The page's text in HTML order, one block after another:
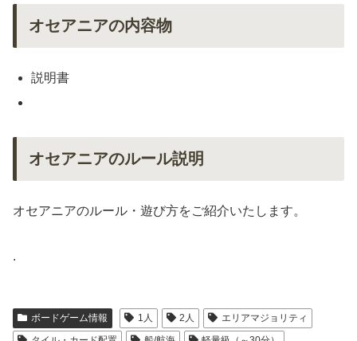
オセアニアの内容物
説明書
オセアニアのルール説明
オセアニアのルール・遊び方をご紹介いたします。
.
ボードゲーム情報 1人 2人
エリアマジョリティ